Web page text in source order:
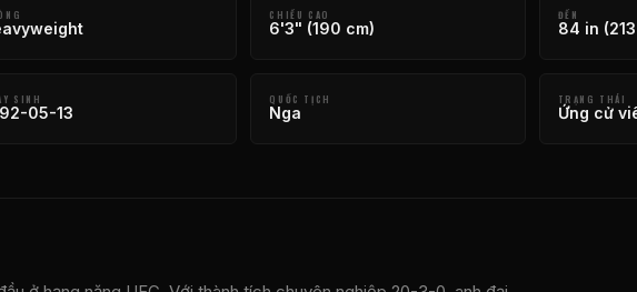
CHIỀU CAO
6'3" (190 cm)
ĐẾN
84 in
SINH
05-13
QUỐC TỊCH
Nga
TRẠNG THÁI
Ứng cử